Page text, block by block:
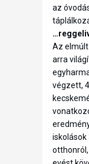
az
Az
arra
végzett,
iskolások